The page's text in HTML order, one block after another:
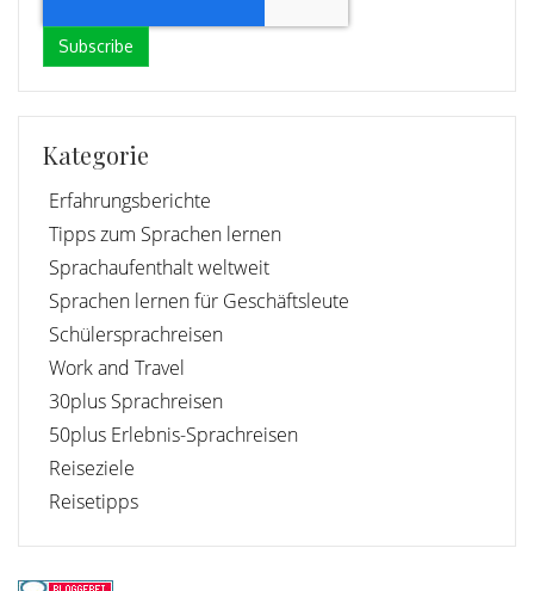
Kategorie
Erfahrungsberichte
Tipps zum Sprachen lernen
Sprachaufenthalt weltweit
Sprachen lernen für Geschäftsleute
Schülersprachreisen
Work and Travel
30plus Sprachreisen
50plus Erlebnis-Sprachreisen
Reiseziele
Reisetipps